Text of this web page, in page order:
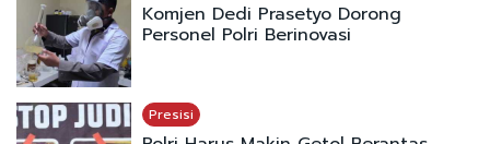
Komjen Dedi Prasetyo Dorong
Personel Polri Berinovasi
Presisi